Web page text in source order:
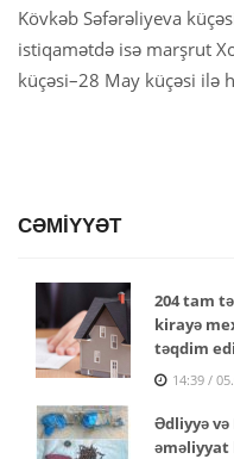
Kövkəb Səfərəliyeva
istiqamətdə isə marşrut
küçəsi–28 May küçəsi ilə
CƏMİYYƏT
204 tam
kirayə
təqdim
14:39 /
Ədliyyə